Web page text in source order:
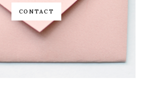
CONTACT